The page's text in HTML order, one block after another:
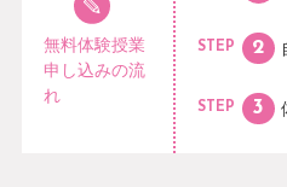
無料体験授業
申し込みの流
れ
STEP
STEP